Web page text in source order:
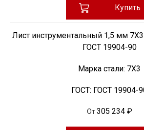
Купить
Лист инструментальный 1,5 мм
ГОСТ 19904-90
Марка стали: 7Х3
ГОСТ: ГОСТ 19904-
От 305 234 ₽